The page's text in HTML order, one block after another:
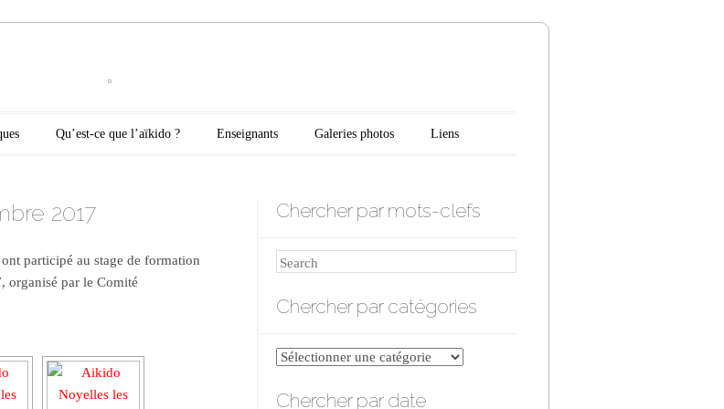
les Seclin
Qu’est-ce que l’aïkido ? Enseignants Galeries photos Liens
2017
participé au stage de formation
organisé par le Comité
Chercher par mots-clefs
Search
Chercher par catégories
Chercher
catégories
Chercher par date